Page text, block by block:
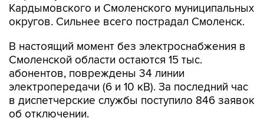
Кардымовского и Смоленского муниципальных
округов. Сильнее всего пострадал Смоленск.
В настоящий момент без электроснабжения в
Смоленской области остаются 15 тыс.
абонентов, повреждены 34 линии
электропередачи (6 и 10 кВ). За последний час
в диспетчерские службы поступило 846 заявок
об отключении.